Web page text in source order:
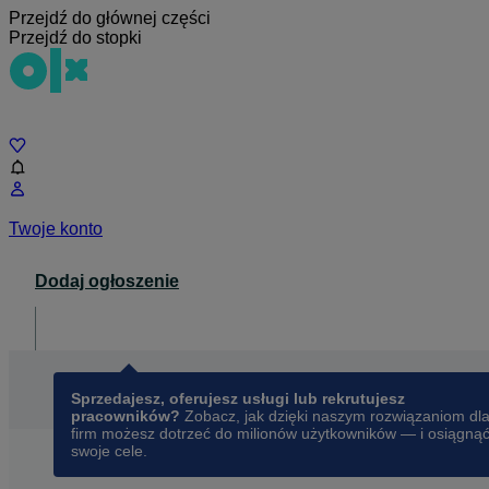
Przejdź do głównej części
Przejdź do stopki
Twoje konto
Dodaj ogłoszenie
Sprzedajesz, oferujesz usługi lub rekrutujesz
pracowników? Zobacz, jak dzięki naszym rozwiązaniom dla
firm możesz dotrzeć do milionów użytkowników — i osiągnąć
swoje cele.